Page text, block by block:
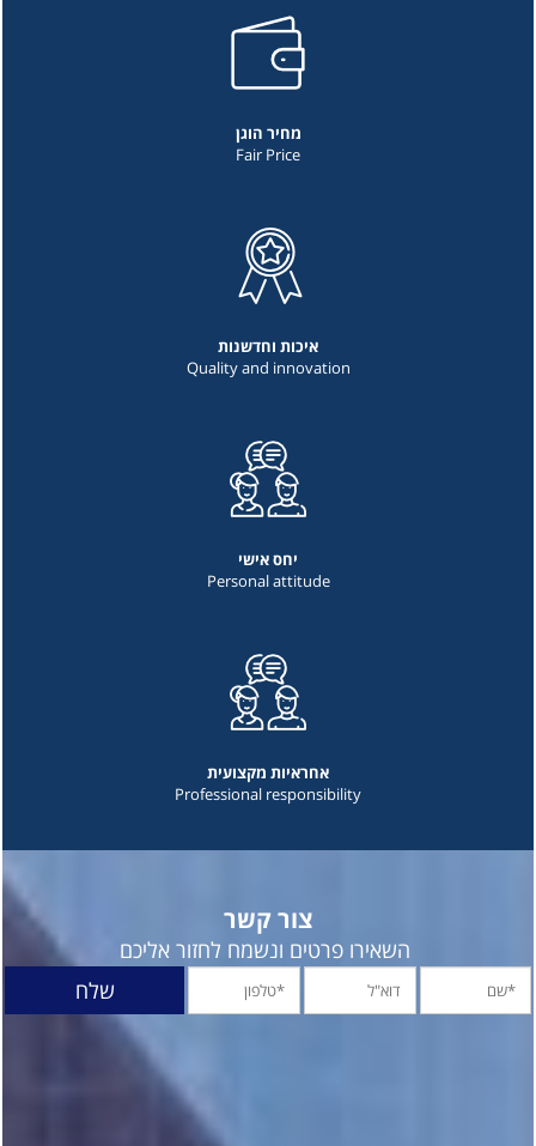
מחיר הוגן
Fair Price
איכות וחדשנות
Quality and innovation
יחס אישי
Personal attitude
אחראיות מקצועית
Professional responsibility
צור קשר